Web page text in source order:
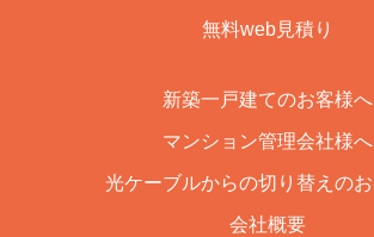
無料web見積り
新築一戸建てのお客様へ
マンション管理会社様へ
光ケーブルからの切り替えの
会社概要